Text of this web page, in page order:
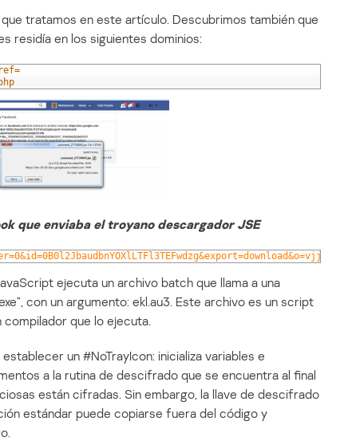
tratamos en este artículo. Descubrimos también que
residía en los siguientes dominios:
que enviaba el troyano descargador JSE
ejecuta un archivo batch que llama a una
con un argumento: ekl.au3. Este archivo es un script
compilador que lo ejecuta.
un #NoTrayIcon: inicializa variables e
a la rutina de descifrado que se encuentra al final
están cifradas. Sin embargo, la llave de descifrado
estándar puede copiarse fuera del código y